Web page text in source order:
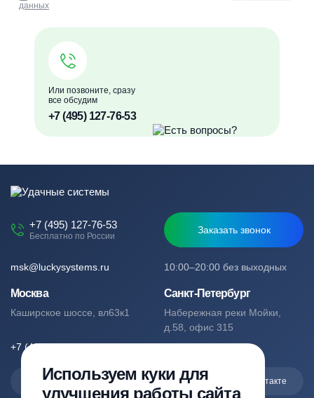
Или позвоните, сразу
все обсудим
+7 (495) 127-76-53
данных
+7 (495) 127-76-53
Бесплатно по России
Заказать звонок
10:00–20:00 без выходных
msk@luckysystems.ru
Москва
Каширское шоссе, вл63к1
+7 (495) 127-76-53
Санкт-Петербург
Набережная реки Мойки,
д.58, офис 315
+7 (812) 244-49-61
Max Telegram Вконтакте
Используем куки для
улучшения работы сайта